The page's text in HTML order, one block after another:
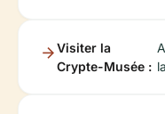
Visiter la
Crypte-Musée :